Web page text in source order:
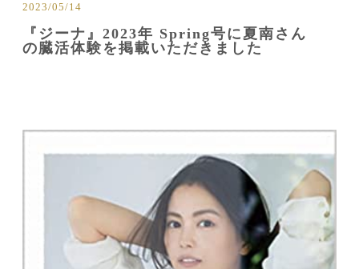
2023/05/14
『ジーナ』2023年 Spring号に夏南さん
の臓活体験を掲載いただきました